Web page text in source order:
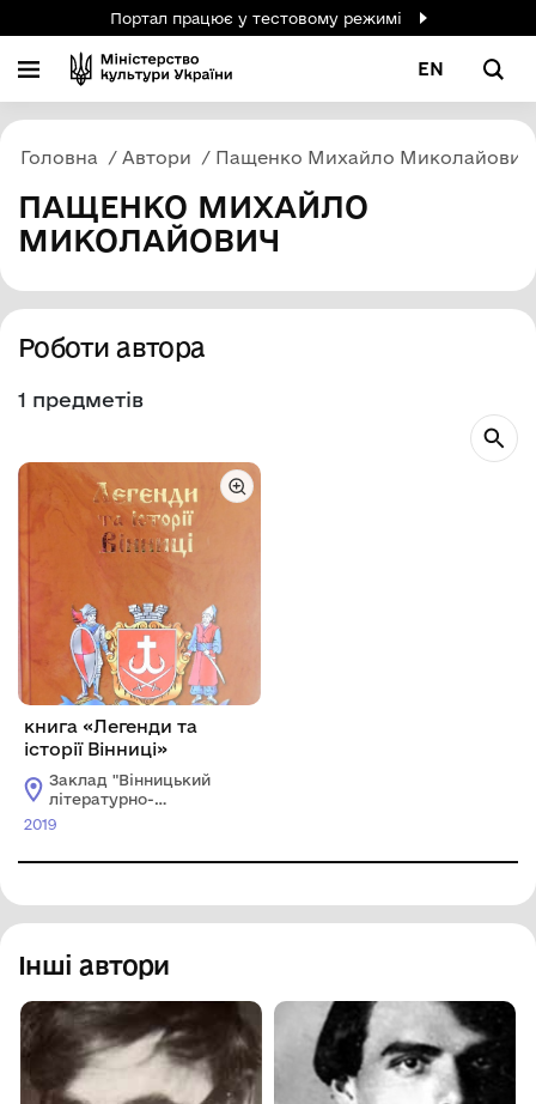
Портал працює у тестовому режимі
EN
Головна Автори Пащенко Михайло Миколайович
ПАЩЕНКО МИХАЙЛО
МИКОЛАЙОВИЧ
Роботи автора
1 предметів
книга «Легенди та
історії Вінниці»
Заклад "Вінницький
літературно-
меморіальний музей
2019
Інші автори